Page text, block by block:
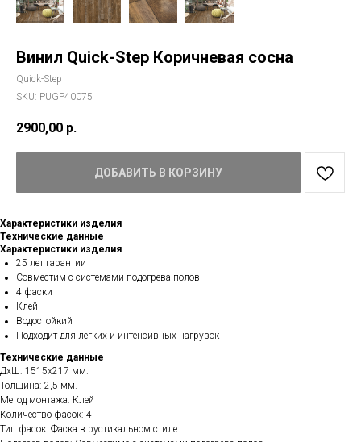
Винил Quick-Step Коричневая сосна
Quick-Step
SKU: PUGP40075
2900,00 р.
ДОБАВИТЬ В КОРЗИНУ
Характеристики изделия
Технические данные
Характеристики изделия
25 лет гарантии
Совместим с системами подогрева полов
4 фаски
Клей
Водостойкий
Подходит для легких и интенсивных нагрузок
Технические данные
ДхШ: 1515х217 мм.
Толщина: 2,5 мм.
Метод монтажа: Клей
Количество фасок: 4
Тип фасок: Фаска в рустикальном стиле